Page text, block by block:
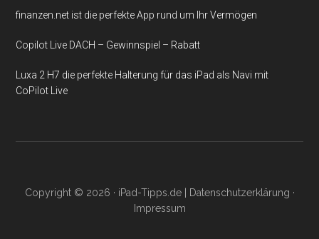
finanzen.net ist die perfekte App rund um Ihr Vermögen
Copilot Live DACH – Gewinnspiel – Rabatt
Luxa 2 H7 die perfekte Halterung für das iPad als Navi mit
CoPilot Live
Copyright © 2026 · iPad-Tipps.de| Datenschutzerklärung ·
Impressum